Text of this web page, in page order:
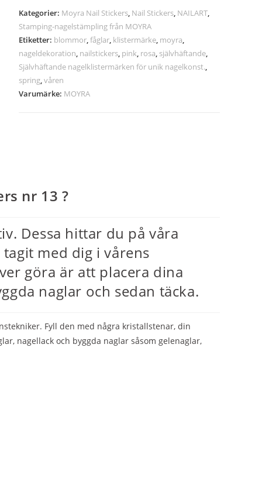
Kategorier: Moyra Nail Stickers, Nail Stickers, NAILART,
Stamping-nagelstämpling från MOYRA
Etiketter: blommor,fåglar, klistermärke, moyra,
nageldekoration, nailstickers, pink, rosa, självhäftande,
Självhäftande nagelklistermärken för unik nagelkonst.,
spring,våren
Varumärke: MOYRA
nr 13 ?
Dessa hittar du på våra
med dig i vårens
göra är att placera dina
naglar och sedan täcka.
Fyll den med några kristallstenar, din
nagellack och byggda naglar såsom gelenaglar,